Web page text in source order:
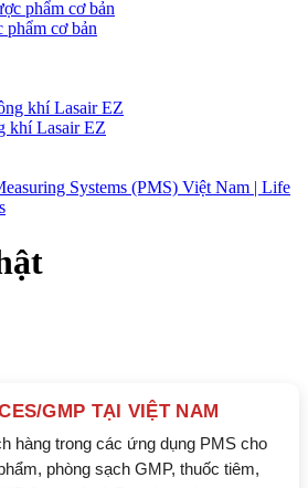
phẩm cơ bản
khí Lasair EZ
GMP TẠI VIỆT NAM
hàng trong các ứng dụng PMS cho
phòng sạch GMP, thuốc tiêm,